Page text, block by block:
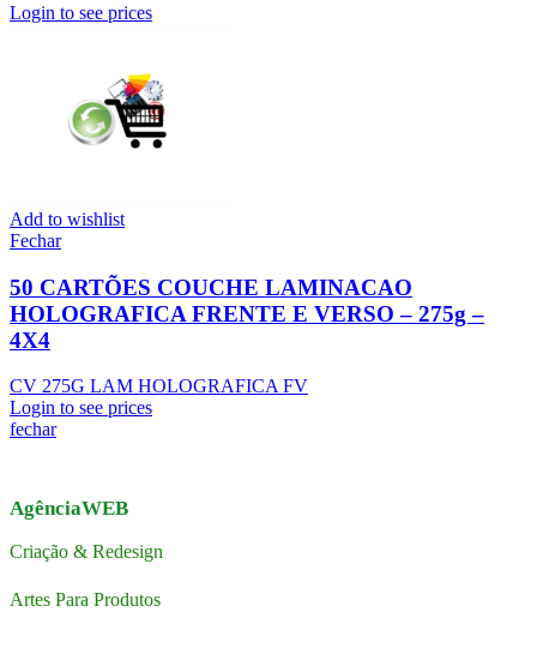
Login to see prices
Add to wishlist
Fechar
50 CARTÕES COUCHE LAMINACAO
HOLOGRAFICA FRENTE E VERSO – 275g –
4X4
CV 275G LAM HOLOGRAFICA FV
Login to see prices
fechar
AgênciaWEB
Criação & Redesign
Artes Para Produtos